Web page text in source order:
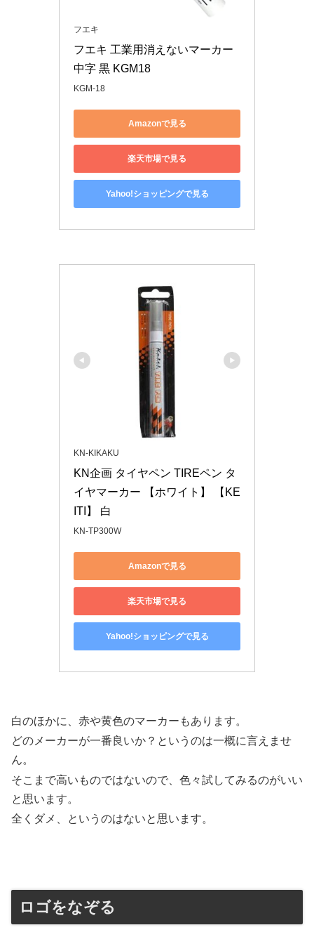
フエキ
フエキ 工業用消えないマーカー
中字 黒 KGM18
KGM-18
Amazonで見る
楽天市場で見る
Yahoo!ショッピングで見る
KN-KIKAKU
KN企画 タイヤペン TIREペン タ
イヤマーカー 【ホワイト】 【KE
ITI】 白
KN-TP300W
Amazonで見る
楽天市場で見る
Yahoo!ショッピングで見る
白のほかに、赤や黄色のマーカーもあります。
どのメーカーが一番良いか？というのは一概に言えませ
ん。
そこまで高いものではないので、色々試してみるのがいい
と思います。
全くダメ、というのはないと思います。
ロゴをなぞる